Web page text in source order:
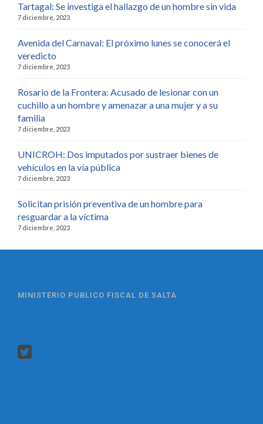
Tartagal: Se investiga el hallazgo de un hombre sin vida
7 diciembre, 2023
Avenida del Carnaval: El próximo lunes se conocerá el
veredicto
7 diciembre, 2023
Rosario de la Frontera: Acusado de lesionar con un
cuchillo a un hombre y amenazar a una mujer y a su
familia
7 diciembre, 2023
UNICROH: Dos imputados por sustraer bienes de
vehículos en la vía pública
7 diciembre, 2023
Solicitan prisión preventiva de un hombre para
resguardar a la víctima
7 diciembre, 2023
MINISTERIO PUBLICO FISCAL DE SALTA